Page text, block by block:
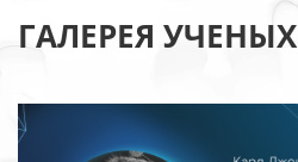
ГАЛЕРЕЯ УЧЕНЫХ